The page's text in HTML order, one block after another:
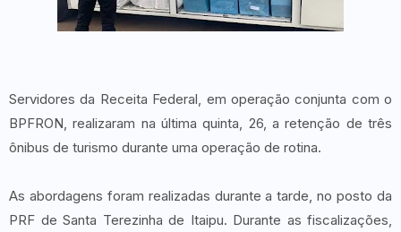
Servidores da Receita Federal, em operação conjunta com o
BPFRON, realizaram na última quinta, 26, a retenção de três
ônibus de turismo durante uma operação de rotina.
As abordagens foram realizadas durante a tarde, no posto da
PRF de Santa Terezinha de Itaipu. Durante as fiscalizações,